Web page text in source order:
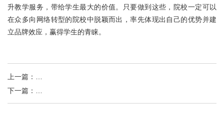
升教学服务，带给学生最大的价值。只要做到这些，院校一定可以
在众多向网络转型的院校中脱颖而出，率先体现出自己的优势并建
立品牌效应，赢得学生的青睐。
上一篇 ：
下一篇 ：